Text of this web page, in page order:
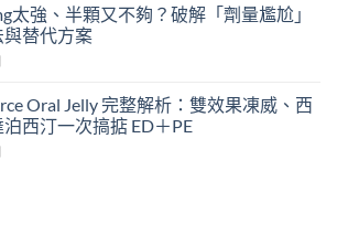
太強、半顆又不夠？破解「劑量尷尬」
替代方案
Oral Jelly 完整解析：雙效果凍威、西
西汀一次搞掂 ED＋PE